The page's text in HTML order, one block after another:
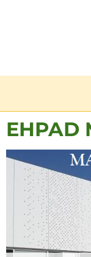
EHPAD